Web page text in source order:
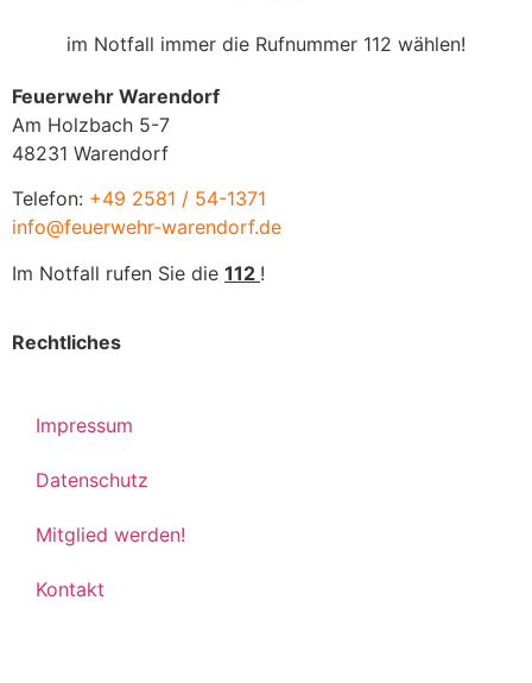
im Notfall immer die Rufnummer 112 wählen!
Feuerwehr Warendorf
Am Holzbach 5-7
48231 Warendorf
Telefon: +49 2581 / 54-1371
info@feuerwehr-warendorf.de
Im Notfall rufen Sie die 112 !
Rechtliches
Impressum
Datenschutz
Mitglied werden!
Kontakt